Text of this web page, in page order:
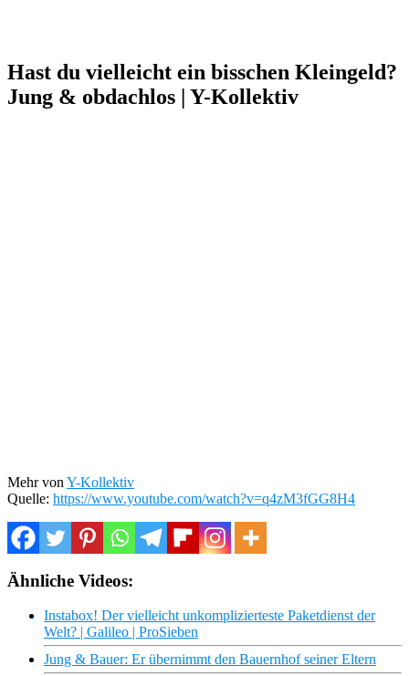
Hast du vielleicht ein bisschen Kleingeld?
Jung & obdachlos | Y-Kollektiv
Mehr von Y-Kollektiv
Quelle: https://www.youtube.com/watch?v=q4zM3fGG8H4
Ähnliche Videos:
Instabox! Der vielleicht unkomplizierteste Paketdienst der
Welt? | Galileo | ProSieben
Jung & Bauer: Er übernimmt den Bauernhof seiner Eltern